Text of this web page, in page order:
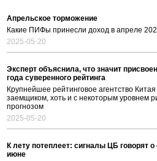
Апрельское торможение
Какие ПИФы принесли доход в апреле
2025-05-20
Эксперт объяснила, что значит
года суверенного рейтинга
Крупнейшее рейтинговое агентство
заемщиком, хоть и с некоторым уровнем
прогнозом
2025-05-20
К лету потеплеет: сигналы ЦБ говорят
июне